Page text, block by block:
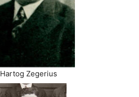
Hartog Zegerius